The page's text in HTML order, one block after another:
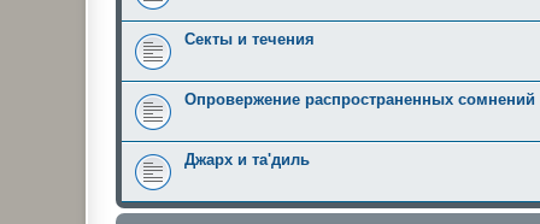
Секты и течения
Опровержение распространенных сомнений
Джарх и та'диль